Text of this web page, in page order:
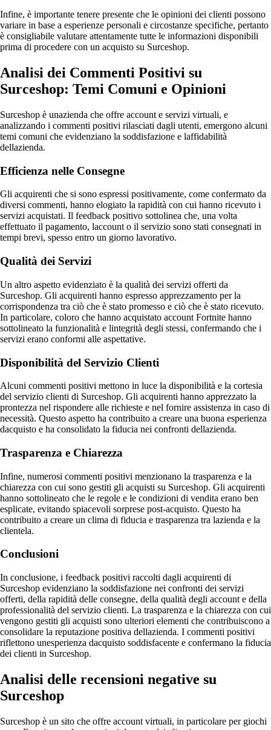
Infine, è importante tenere presente che le opinioni dei clienti possono
variare in base a esperienze personali e circostanze specifiche, pertanto
è consigliabile valutare attentamente tutte le informazioni disponibili
prima di procedere con un acquisto su Surceshop.
Analisi dei Commenti Positivi su
Surceshop: Temi Comuni e Opinioni
Surceshop è unazienda che offre account e servizi virtuali, e
analizzando i commenti positivi rilasciati dagli utenti, emergono alcuni
temi comuni che evidenziano la soddisfazione e laffidabilità
dellazienda.
Efficienza nelle Consegne
Gli acquirenti che si sono espressi positivamente, come confermato da
diversi commenti, hanno elogiato la rapidità con cui hanno ricevuto i
servizi acquistati. Il feedback positivo sottolinea che, una volta
effettuato il pagamento, laccount o il servizio sono stati consegnati in
tempi brevi, spesso entro un giorno lavorativo.
Qualità dei Servizi
Un altro aspetto evidenziato è la qualità dei servizi offerti da
Surceshop. Gli acquirenti hanno espresso apprezzamento per la
corrispondenza tra ciò che è stato promesso e ciò che è stato ricevuto.
In particolare, coloro che hanno acquistato account Fortnite hanno
sottolineato la funzionalità e lintegrità degli stessi, confermando che i
servizi erano conformi alle aspettative.
Disponibilità del Servizio Clienti
Alcuni commenti positivi mettono in luce la disponibilità e la cortesia
del servizio clienti di Surceshop. Gli acquirenti hanno apprezzato la
prontezza nel rispondere alle richieste e nel fornire assistenza in caso di
necessità. Questo aspetto ha contribuito a creare una buona esperienza
dacquisto e ha consolidato la fiducia nei confronti dellazienda.
Trasparenza e Chiarezza
Infine, numerosi commenti positivi menzionano la trasparenza e la
chiarezza con cui sono gestiti gli acquisti su Surceshop. Gli acquirenti
hanno sottolineato che le regole e le condizioni di vendita erano ben
esplicate, evitando spiacevoli sorprese post-acquisto. Questo ha
contribuito a creare un clima di fiducia e trasparenza tra lazienda e la
clientela.
Conclusioni
In conclusione, i feedback positivi raccolti dagli acquirenti di
Surceshop evidenziano la soddisfazione nei confronti dei servizi
offerti, della rapidità delle consegne, della qualità degli account e della
professionalità del servizio clienti. La trasparenza e la chiarezza con cui
vengono gestiti gli acquisti sono ulteriori elementi che contribuiscono a
consolidare la reputazione positiva dellazienda. I commenti positivi
riflettono unesperienza dacquisto soddisfacente e confermano la fiducia
dei clienti in Surceshop.
Analisi delle recensioni negative su
Surceshop
Surceshop è un sito che offre account virtuali, in particolare per giochi